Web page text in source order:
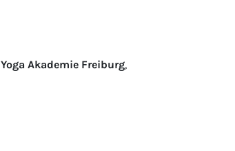
Yoga Akademie Freiburg,